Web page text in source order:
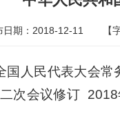
日期：2018-12-11 【
国人民代表大会
次会议修订